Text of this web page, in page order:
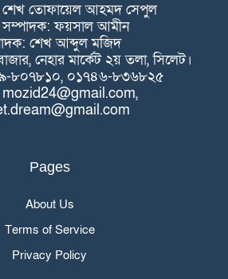
শেখ তোফায়েল আহমদ সেপুল
সম্পাদক: ফয়সাল আমীন
শেখ আব্দুল মজিদ
নেহার মার্কেট ২য় তলা, সিলেট।
৮০৭৮১০, ০১৭৪৬-৮৩৬৮২৫
Pages
About Us
Terms of Service
Privacy Policy